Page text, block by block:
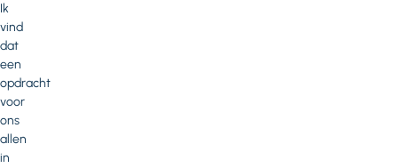
Ik
vind
dat
een
opdracht
voor
ons
allen
in